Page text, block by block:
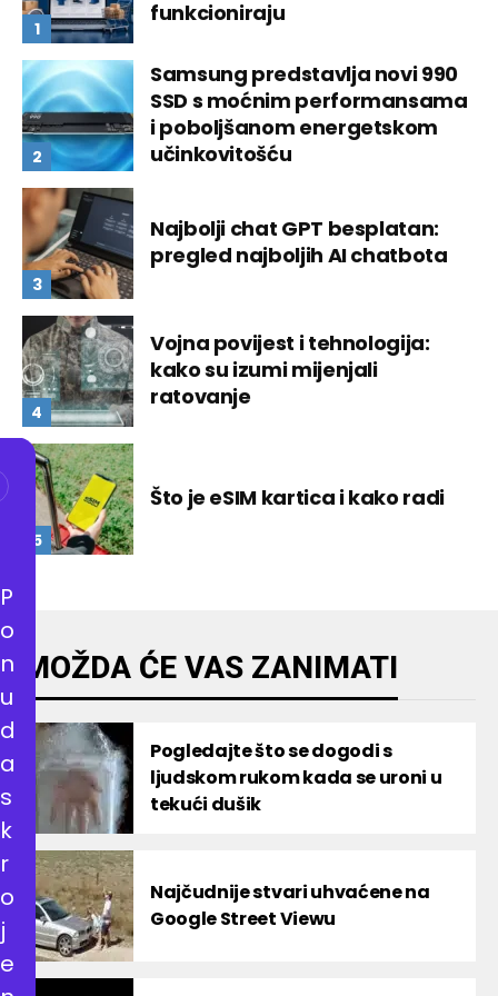
funkcioniraju
Samsung predstavlja novi 990
SSD s moćnim performansama
i poboljšanom energetskom
učinkovitošću
Najbolji chat GPT besplatan:
pregled najboljih AI chatbota
Vojna povijest i tehnologija:
kako su izumi mijenjali
ratovanje
Što je eSIM kartica i kako radi
MOŽDA ĆE VAS ZANIMATI
Pogledajte što se dogodi s
ljudskom rukom kada se uroni u
tekući dušik
Najčudnije stvari uhvaćene na
Google Street Viewu
P
o
n
u
d
a
s
k
r
o
j
e